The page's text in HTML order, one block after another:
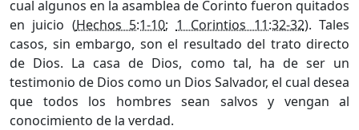
cual algunos en la asamblea de Corinto fueron quitados
en juicio (Hechos 5:1-10; 1 Corintios 11:32-32). Tales
casos, sin embargo, son el resultado del trato directo
de Dios. La casa de Dios, como tal, ha de ser un
testimonio de Dios como un Dios Salvador, el cual desea
que todos los hombres sean salvos y vengan al
conocimiento de la verdad.